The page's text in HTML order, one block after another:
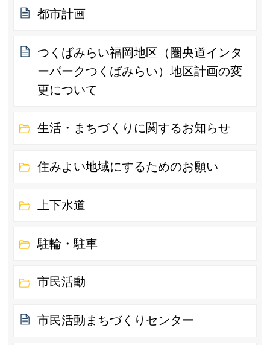
都市計画
つくばみらい福岡地区（圏央道インタ
ーパークつくばみらい）地区計画の変
更について
生活・まちづくりに関するお知らせ
住みよい地域にするためのお願い
上下水道
駐輪・駐車
市民活動
市民活動まちづくりセンター